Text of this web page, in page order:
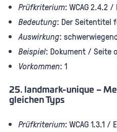
Prüfkriterium: WCAG 2.4.2
Bedeutung: Der Seitentitel
Auswirkung:
Beispiel: Dokument / Seite
Vorkommen: 1
25. landmark-unique –
gleichen Typs
Prüfkriterium: WCAG 1.3.1 /